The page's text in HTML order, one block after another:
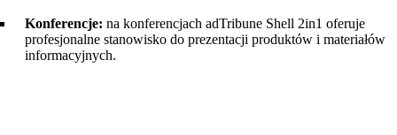
Konferencje: na konferencjach adTribune Shell 2in1 oferuje
profesjonalne stanowisko do prezentacji produktów i materiałów
informacyjnych.